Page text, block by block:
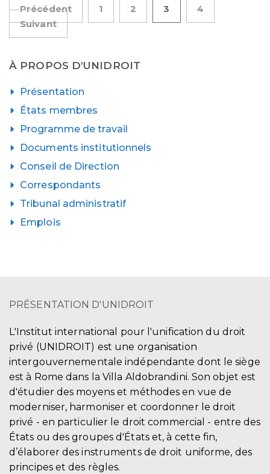
Pagination
des
publications
Précédent 1 2 3
4
Suivant
À PROPOS D’UNIDROIT
Présentation
États membres
Programme de travail
Documents institutionnels
Conseil de Direction
Correspondants
Tribunal administratif
Emplois
PRÉSENTATION D'UNIDROIT
L'Institut international pour l'unification du droit
privé (UNIDROIT) est une organisation
intergouvernementale indépendante dont le siège
est à Rome dans la Villa Aldobrandini. Son objet est
d'étudier des moyens et méthodes en vue de
moderniser, harmoniser et coordonner le droit
privé - en particulier le droit commercial - entre des
États ou des groupes d'États et, à cette fin,
d’élaborer des instruments de droit uniforme, des
principes et des règles.